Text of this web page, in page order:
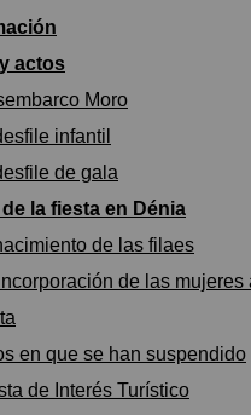
actos
Moro
infantil
de gala
la fiesta en Dénia
de las filaes
de las mujeres
en que se han suspendido
de Interés Turístico